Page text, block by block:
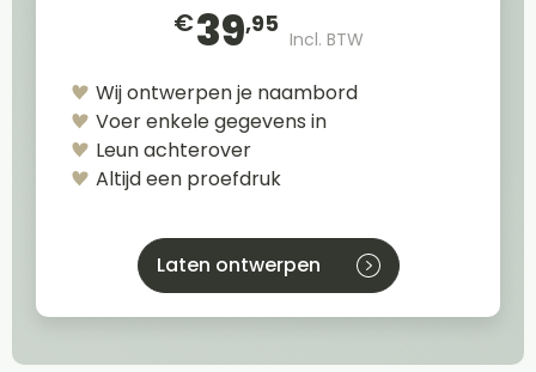
€39,95
Incl. BTW
Wij ontwerpen je naambord
Voer enkele gegevens in
Leun achterover
Altijd een proefdruk
Laten ontwerpen